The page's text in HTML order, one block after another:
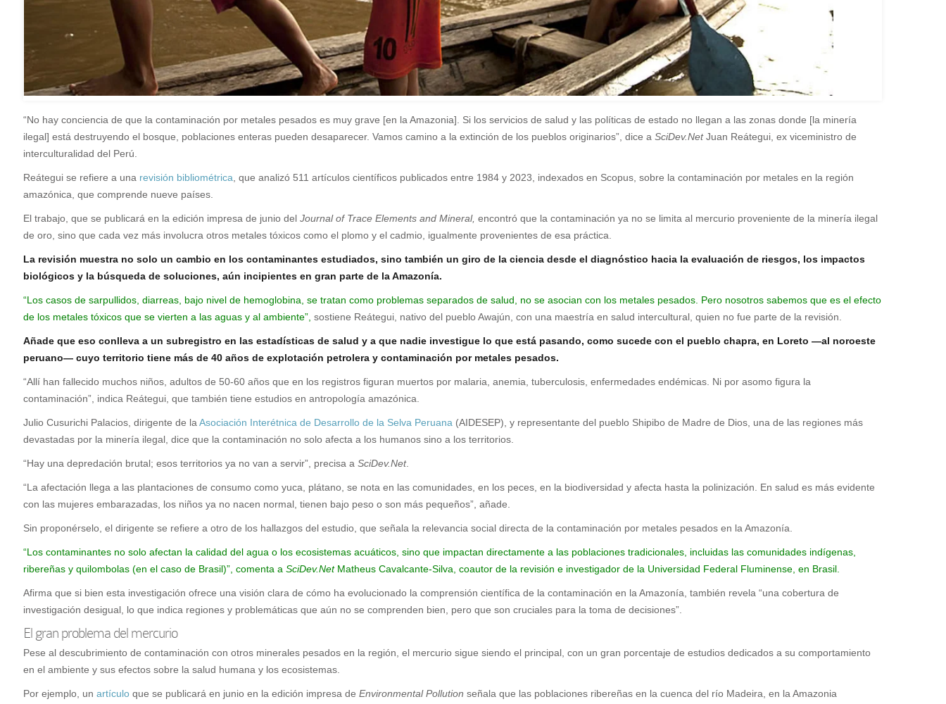
“No hay conciencia de que la contaminación por metales pesados es muy grave [en la Amazonia]. Si los servicios de salud y las políticas de estado no llegan a las zonas donde [la minería
ilegal] está destruyendo el bosque, poblaciones enteras pueden desaparecer. Vamos camino a la extinción de los pueblos originarios”, dice a SciDev.NetJuan Reátegui, ex viceministro de
interculturalidad del Perú.
Reátegui se refiere a una revisión bibliométrica, que analizó 511 artículos científicos publicados entre 1984 y 2023, indexados en Scopus, sobre la contaminación por metales en la región
amazónica, que comprende nueve países.
El trabajo, que se publicará en la edición impresa de junio del Journal of Trace Elements and Mineral, encontró que la contaminación ya no se limita al mercurio proveniente de la minería ilegal
de oro, sino que cada vez más involucra otros metales tóxicos como el plomo y el cadmio, igualmente provenientes de esa práctica.
La revisión muestra no solo un cambio en los contaminantes estudiados, sino también un giro de la ciencia desde el diagnóstico hacia la evaluación de riesgos, los impactos
biológicos y la búsqueda de soluciones, aún incipientes en gran parte de la Amazonía.
“Los casos de sarpullidos, diarreas, bajo nivel de hemoglobina, se tratan como problemas separados de salud, no se asocian con los metales pesados. Pero nosotros sabemos que es el efecto
de los metales tóxicos que se vierten a las aguas y al ambiente”, sostiene Reátegui, nativo del pueblo Awajún, con una maestría en salud intercultural, quien no fue parte de la revisión.
Añade que eso conlleva a un subregistro en las estadísticas de salud y a que nadie investigue lo que está pasando, como sucede con el pueblo chapra, en Loreto —al noroeste
peruano— cuyo territorio tiene más de 40 años de explotación petrolera y contaminación por metales pesados.
“Allí han fallecido muchos niños, adultos de 50-60 años que en los registros figuran muertos por malaria, anemia, tuberculosis, enfermedades endémicas. Ni por asomo figura la
contaminación”, indica Reátegui, que también tiene estudios en antropología amazónica.
Julio Cusurichi Palacios, dirigente de laAsociación Interétnica de Desarrollo de la Selva Peruana (AIDESEP), y representante del pueblo Shipibo de Madre de Dios, una de las regiones más
devastadas por la minería ilegal, dice que la contaminación no solo afecta a los humanos sino a los territorios.
“Hay una depredación brutal; esos territorios ya no van a servir”, precisa a SciDev.Net.
“La afectación llega a las plantaciones de consumo como yuca, plátano, se nota en las comunidades, en los peces, en la biodiversidad y afecta hasta la polinización. En salud es más evidente
con las mujeres embarazadas, los niños ya no nacen normal, tienen bajo peso o son más pequeños”, añade.
Sin proponérselo, el dirigente se refiere a otro de los hallazgos del estudio, que señala la relevancia social directa de la contaminación por metales pesados en la Amazonía.
“Los contaminantes no solo afectan la calidad del agua o los ecosistemas acuáticos, sino que impactan directamente a las poblaciones tradicionales, incluidas las comunidades indígenas,
ribereñas y quilombolas (en el caso de Brasil)”, comenta a SciDev.NetMatheus Cavalcante-Silva, coautor de la revisión e investigador de la Universidad Federal Fluminense, en Brasil.
Afirma que si bien esta investigación ofrece una visión clara de cómo ha evolucionado la comprensión científica de la contaminación en la Amazonía, también revela “una cobertura de
investigación desigual, lo que indica regiones y problemáticas que aún no se comprenden bien, pero que son cruciales para la toma de decisiones”.
El gran problema del mercurio
Pese al descubrimiento de contaminación con otros minerales pesados en la región, el mercurio sigue siendo el principal, con un gran porcentaje de estudios dedicados a su comportamiento
en el ambiente y sus efectos sobre la salud humana y los ecosistemas.
Por ejemplo, un artículo que se publicará en junio en la edición impresa de Environmental Pollution señala que las poblaciones ribereñas en la cuenca del río Madeira, en la Amazonia